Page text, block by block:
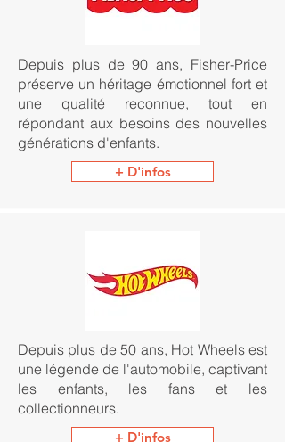
Depuis plus de 90 ans, Fisher-Price
préserve un héritage émotionnel fort et
une qualité reconnue, tout en
répondant aux besoins des nouvelles
générations d'enfants.
+ D'infos
Depuis plus de 50 ans, Hot Wheels est
une légende de l'automobile, captivant
les enfants, les fans et les
collectionneurs.
+ D'infos